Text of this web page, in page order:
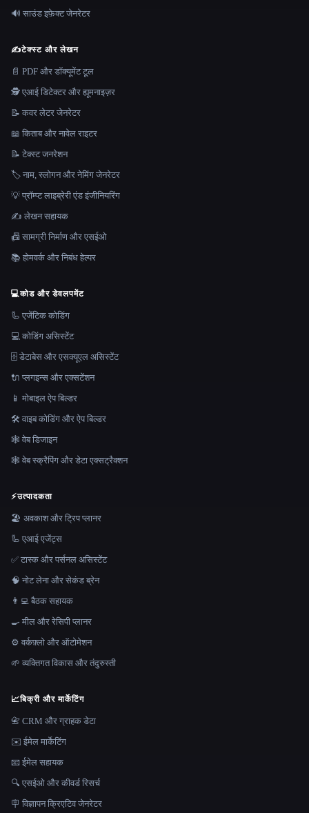
🔊 साउंड इफ़ेक्ट जेनरेटर
✍️टेक्स्ट और लेखन
📄 PDF और डॉक्यूमेंट टूल
🕵️ एआई डिटेक्टर और ह्यूमनाइज़र
📝 कवर लेटर जेनरेटर
📖 किताब और नावेल राइटर
📝 टेक्स्ट जनरेशन
🏷️ नाम, स्लोगन और नेमिंग जेनरेटर
💡 प्रॉम्प्ट लाइब्रेरी एंड इंजीनियरिंग
✍️ लेखन सहायक
📠 सामग्री निर्माण और एसईओ
📚 होमवर्क और निबंध हेल्पर
💻कोड और डेवलपमेंट
🦾 एजेंटिक कोडिंग
💻 कोडिंग असिस्टेंट
🗄️ डेटाबेस और एसक्यूएल असिस्टेंट
🔌 प्लगइन्स और एक्सटेंशन
📱 मोबाइल ऐप बिल्डर
🛠️ वाइब कोडिंग और ऐप बिल्डर
🕸 वेब डिजाइन
🕸️ वेब स्क्रैपिंग और डेटा एक्सट्रैक्शन
⚡उत्पादकता
🏖 अवकाश और ट्रिप प्लानर
🦾 एआई एजेंट्स
✅ टास्क और पर्सनल असिस्टेंट
🧠 नोट लेना और सेकंड ब्रेन
👨‍💻 बैठक सहायक
🍳 मील और रेसिपी प्लानर
⚙️ वर्कफ़्लो और ऑटोमेशन
🌱 व्यक्तिगत विकास और तंदुरुस्ती
📈बिक्री और मार्केटिंग
📇 CRM और ग्राहक डेटा
✉️ ईमेल मार्केटिंग
📧 ईमेल सहायक
🔍 एसईओ और कीवर्ड रिसर्च
🪧 विज्ञापन क्रिएटिव जेनरेटर